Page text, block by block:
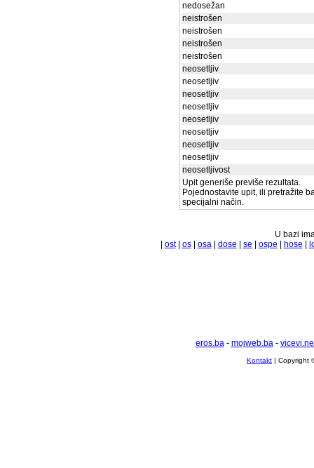
nedosežan
neistrošen
neistrošen
neistrošen
neistrošen
neosetljiv
neosetljiv
neosetljiv
neosetljiv
neosetljiv
neosetljiv
neosetljiv
neosetljiv
neosetljivost
Upit generiše previše rezultata.
Pojednostavite upit, ili pretražite
specijalni način.
U bazi
ost| os| osa| dose se ospe hose
eros.ba- mojweb.ba-
Kontakt | Copyright